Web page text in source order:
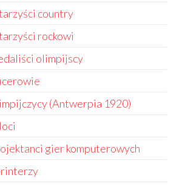
country
rockowi
olimpijscy
(Antwerpia 1920)
gier komputerowych